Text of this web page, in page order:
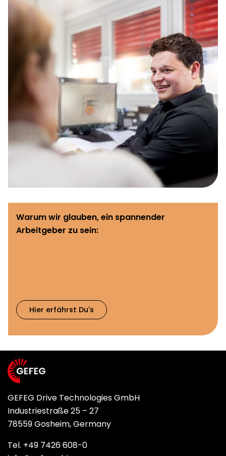
Warum wir glauben, ein spannender
Arbeitgeber zu sein:
Hier erfährst Du's
GEFEG Drive Technologies GmbH
Industriestraße 25 – 27
78559 Gosheim, Germany
Tel. +49 7426 608-0